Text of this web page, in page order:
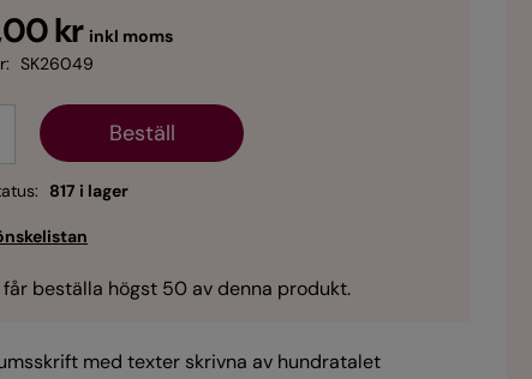
kr inkl moms
SK26049
817 i lager
får beställa högst 50 av denna produkt.
med texter skrivna av hundratalet